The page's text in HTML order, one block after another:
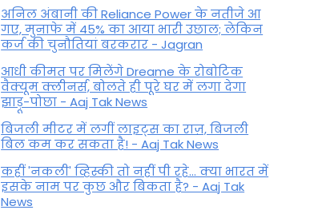
अनिल अंबानी की Reliance Power के नतीजे आ
गए, मुनाफे में 45% का आया भारी उछाल; लेकिन
कर्ज की चुनौतियां बरकरार - Jagran
आधी कीमत पर मिलेंगे Dreame के रोबोटिक
वैक्यूम क्लीनर्स, बोलते ही पूरे घर में लगा देगा
झाड़ू-पोछा - Aaj Tak News
बिजली मीटर में लगीं लाइट्स का राज़, बिजली
बिल कम कर सकता है! - Aaj Tak News
कहीं 'नकली' व्हिस्की तो नहीं पी रहे... क्या भारत में
इसके नाम पर कुछ और बिकता है? - Aaj Tak
News